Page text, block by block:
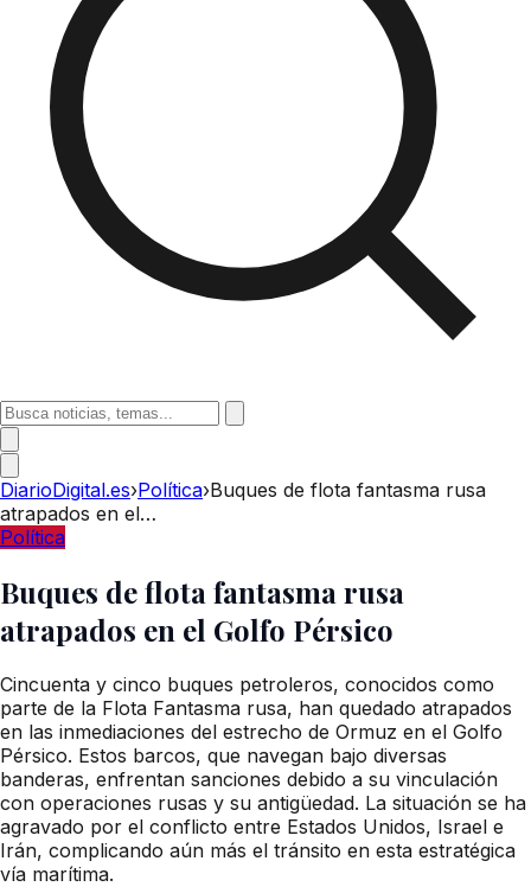
DiarioDigital.es›Política›Buques de flota fantasma rusa
atrapados en el…
Política
Buques de flota fantasma rusa
atrapados en el Golfo Pérsico
Cincuenta y cinco buques petroleros, conocidos como
parte de la Flota Fantasma rusa, han quedado atrapados
en las inmediaciones del estrecho de Ormuz en el Golfo
Pérsico. Estos barcos, que navegan bajo diversas
banderas, enfrentan sanciones debido a su vinculación
con operaciones rusas y su antigüedad. La situación se ha
agravado por el conflicto entre Estados Unidos, Israel e
Irán, complicando aún más el tránsito en esta estratégica
vía marítima.